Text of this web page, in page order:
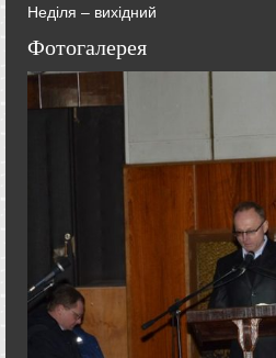
Неділя – вихідний
Фотогалерея